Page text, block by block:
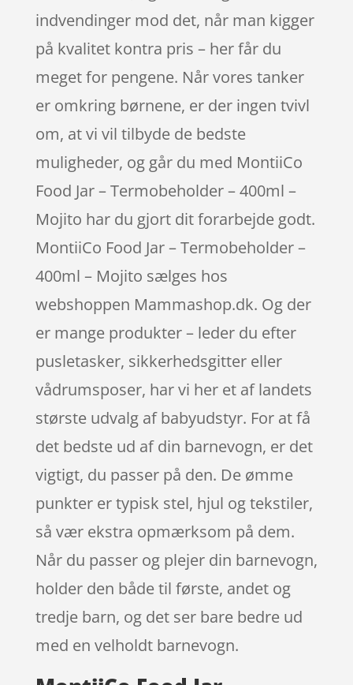
indvendinger mod det, når man kigger
på kvalitet kontra pris – her får du
meget for pengene. Når vores tanker
er omkring børnene, er der ingen tvivl
om, at vi vil tilbyde de bedste
muligheder, og går du med MontiiCo
Food Jar – Termobeholder – 400ml –
Mojito har du gjort dit forarbejde godt.
MontiiCo Food Jar – Termobeholder –
400ml – Mojito sælges hos
webshoppen Mammashop.dk. Og der
er mange produkter – leder du efter
pusletasker, sikkerhedsgitter eller
vådrumsposer, har vi her et af landets
største udvalg af babyudstyr. For at få
det bedste ud af din barnevogn, er det
vigtigt, du passer på den. De ømme
punkter er typisk stel, hjul og tekstiler,
så vær ekstra opmærksom på dem.
Når du passer og plejer din barnevogn,
holder den både til første, andet og
tredje barn, og det ser bare bedre ud
med en velholdt barnevogn.